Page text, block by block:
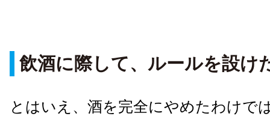
飲酒に際して、ルールを設け
とはいえ、酒を完全にやめたわけで